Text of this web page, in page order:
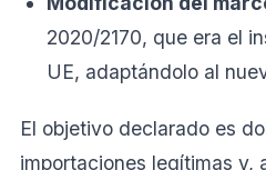
2020/2170, que era el
UE, adaptándolo al
El objetivo declarado es
importaciones legítimas y,